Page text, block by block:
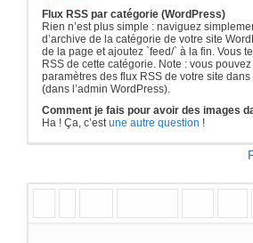
Flux RSS par catégorie (WordPress)
Rien n’est plus simple : naviguez
d’archive de la catégorie de votre site
de la page et ajoutez `feed/` à la fin. Vous
RSS de cette catégorie. Note : vous
paramètres des flux RSS de votre site
(dans l’admin WordPress).
Comment je fais pour avoir des images
Ha ! Ça, c’est une autre question !